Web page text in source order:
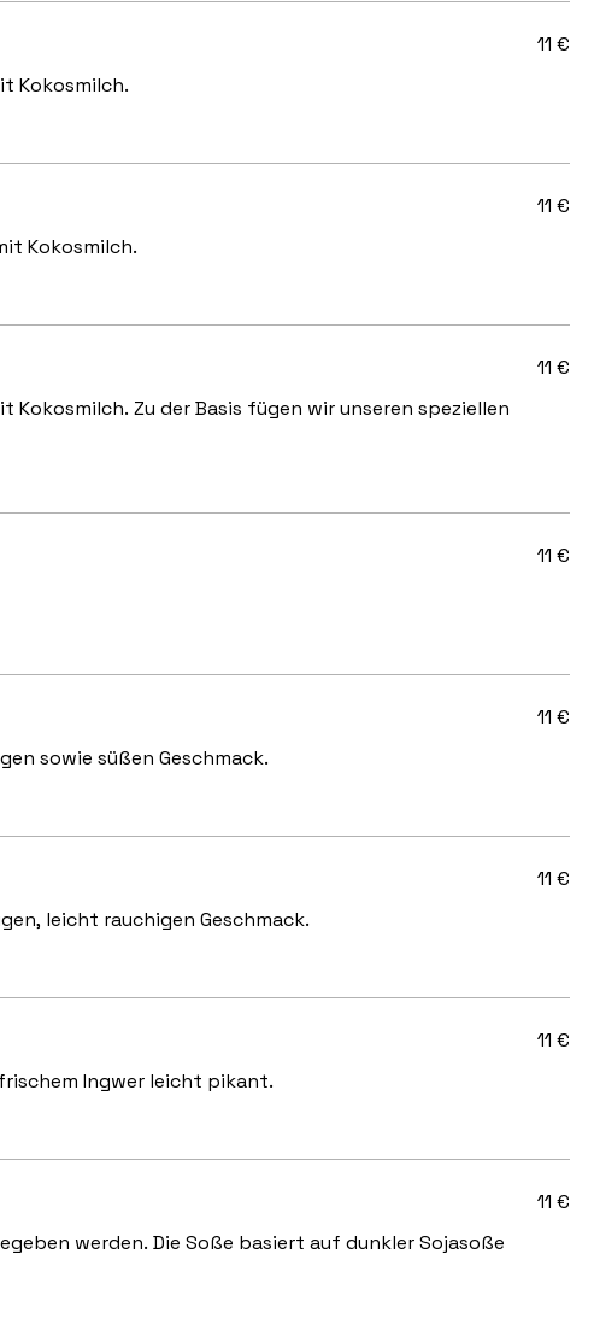
Kokosmilch.
11 €
Kokosmilch.
11 €
Zu der Basis fügen wir unseren speziellen
11 €
11 €
sowie süßen Geschmack.
11 €
auf Sachasoße und verleiht ihr einen kräftigen, leicht rauchigen Geschmack.
11 €
Ingwer leicht pikant.
11 €
werden. Die Soße basiert auf dunkler Sojasoße
11 €